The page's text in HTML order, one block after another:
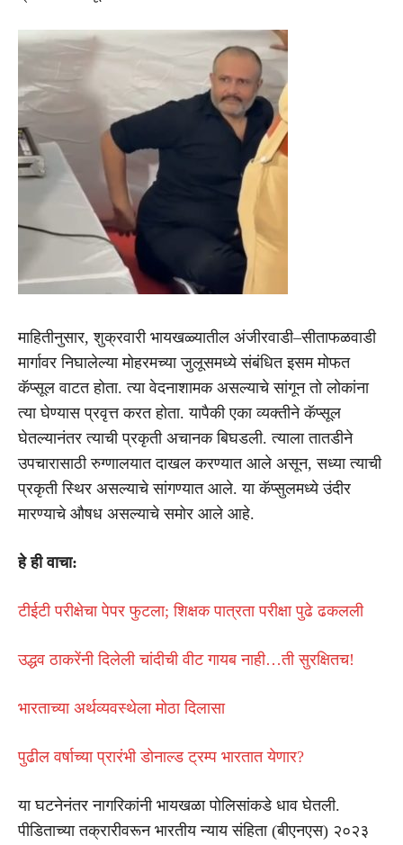
माहितीनुसार, शुक्रवारी भायखळ्यातील अंजीरवाडी–सीताफळवाडी
मार्गावर निघालेल्या मोहरमच्या जुलूसमध्ये संबंधित इसम मोफत
कॅप्सूल वाटत होता. त्या वेदनाशामक असल्याचे सांगून तो लोकांना
त्या घेण्यास प्रवृत्त करत होता. यापैकी एका व्यक्तीने कॅप्सूल
घेतल्यानंतर त्याची प्रकृती अचानक बिघडली. त्याला तातडीने
उपचारासाठी रुग्णालयात दाखल करण्यात आले असून, सध्या त्याची
प्रकृती स्थिर असल्याचे सांगण्यात आले. या कॅप्सुलमध्ये उंदीर
मारण्याचे औषध असल्याचे समोर आले आहे.
हे ही वाचा:
टीईटी परीक्षेचा पेपर फुटला; शिक्षक पात्रता परीक्षा पुढे ढकलली
उद्धव ठाकरेंनी दिलेली चांदीची वीट गायब नाही…ती सुरक्षितच!
भारताच्या अर्थव्यवस्थेला मोठा दिलासा
पुढील वर्षाच्या प्रारंभी डोनाल्ड ट्रम्प भारतात येणार?
या घटनेनंतर नागरिकांनी भायखळा पोलिसांकडे धाव घेतली.
पीडिताच्या तक्रारीवरून भारतीय न्याय संहिता (बीएनएस) २०२३